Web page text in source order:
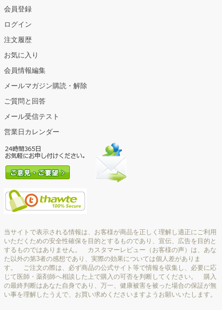
会員登録
ログイン
注文履歴
お気に入り
会員情報編集
メールマガジン購読・解除
ご質問と回答
メール受信テスト
営業日カレンダー
当サイトで表示される情報は、お客様が商品を正しく理解し適正にご利用
いただくための安全性確保を目的とするものであり、宣伝、広告を目的と
するものではありません。 カスタマーレビュー（お客様の声）は、あな
た以外の第3者の感想であり、実際の効果については個人差がありま
す。 ご注文の際は、必ず商品の公式サイト等で情報を収集し、必要に応
じて医師・薬剤師へ相談した上で購入の可否を判断してください。 購入
の最終判断はあなた自身であり、万一、健康被害を被った場合の保証が無
い事を理解したうえで、お買い求めくださいますようお願いいたします。